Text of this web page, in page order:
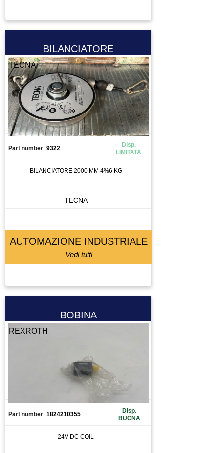
BILANCIATORE
TECNA
Part number: 9322
Disp.
LIMITATA
BILANCIATORE 2000 MM 4%6 KG
TECNA
AUTOMAZIONE INDUSTRIALE
Vedi tutti
BOBINA
REXROTH
Part number: 1824210355
Disp.
BUONA
24V DC COIL